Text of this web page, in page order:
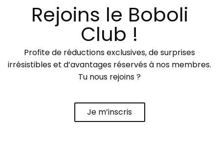
Rejoins le Boboli
Club !
Profite de réductions exclusives, de surprises
irrésistibles et d’avantages réservés à nos membres.
Tu nous rejoins ?
Je m’inscris